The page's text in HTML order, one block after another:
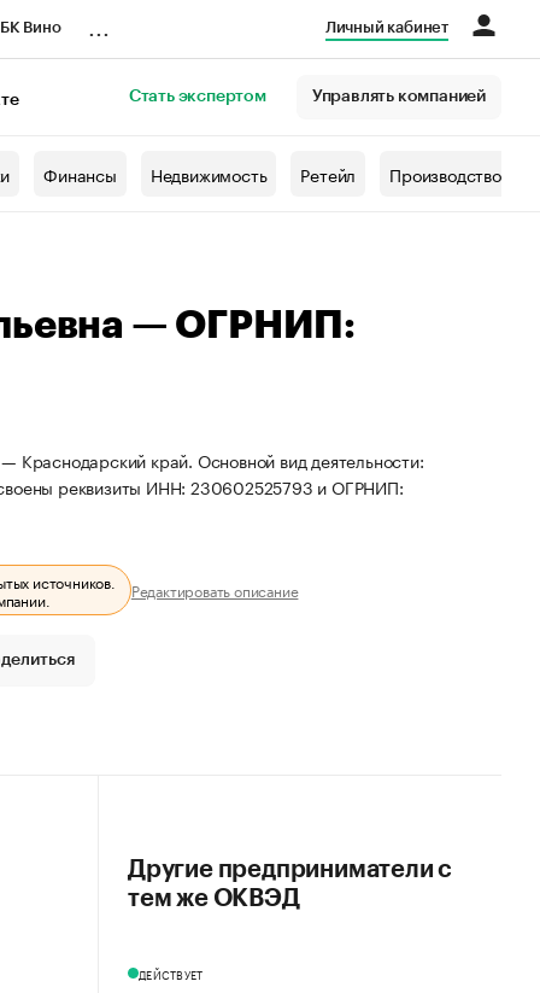
Вино Личный кабинет
Стать экспертом Управлять компанией
Финансы Недвижимость Ретейл Производство
— ОГРНИП:
Краснодарский край. Основной вид деятельности:
реквизиты ИНН: 230602525793 и ОГРНИП:
источников.
Редактировать описание
Другие предприниматели с
тем же ОКВЭД
ДЕЙСТВУЕТ